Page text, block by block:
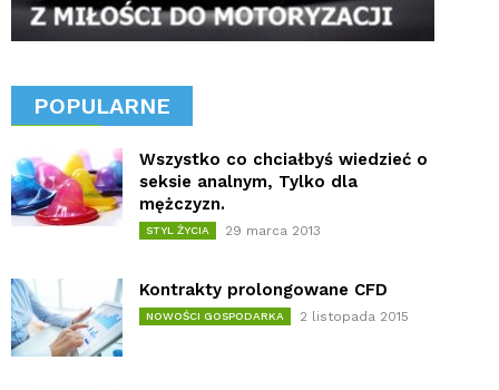
POPULARNE
Wszystko co chciałbyś wiedzieć o
seksie analnym, Tylko dla
mężczyzn.
STYL ŻYCIA 29 marca 2013
Kontrakty prolongowane CFD
NOWOŚCI GOSPODARKA 2 listopada 2015